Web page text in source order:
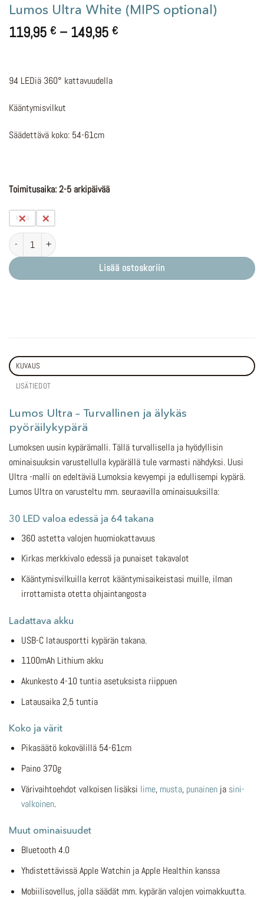
Lumos Ultra White (MIPS optional)
119,95 € – 149,95 €Hintaluokka:
94 LEDiä 360° kattavuudella
Kääntymisvilkut
Säädettävä koko: 54-61cm
Toimitusaika: 2-5 arkipäivää
Kyllä Ei
Lumos Ultra White (MIPS optional) määrä
Lisää ostoskoriin
KUVAUS
LISÄTIEDOT
Lumos Ultra – Turvallinen ja älykäs
pyöräilykypärä
Lumoksen uusin kypärämalli. Tällä turvallisella ja hyödyllisin
ominaisuuksin varustellulla kypärällä tule varmasti nähdyksi. Uusi
Ultra -malli on edeltäviä Lumoksia kevyempi ja edullisempi kypärä.
Lumos Ultra on varusteltu mm. seuraavilla ominaisuuksilla:
30 LED valoa edessä ja 64 takana
360 astetta valojen huomiokattavuus
Kirkas merkkivalo edessä ja punaiset takavalot
Kääntymisvilkuilla kerrot kääntymisaikeistasi muille, ilman
irrottamista otetta ohjaintangosta
Ladattava akku
USB-C latausportti kypärän takana.
1100mAh Lithium akku
Akunkesto 4-10 tuntia asetuksista riippuen
Latausaika 2,5 tuntia
Koko ja värit
Pikasäätö kokovälillä 54-61cm
Paino 370g
Värivaihtoehdot valkoisen lisäksi lime, musta, punainenja sini-
valkoinen.
Muut ominaisuudet
Bluetooth 4.0
Yhdistettävissä Apple Watchin ja Apple Healthin kanssa
Mobiilisovellus, jolla säädät mm. kypärän valojen voimakkuutta.